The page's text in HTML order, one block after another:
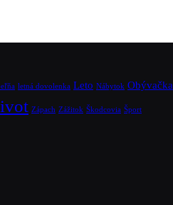
letná dovolenka Leto Nábytok Obývačka
Zápach Zážitok Škodcovia Šport